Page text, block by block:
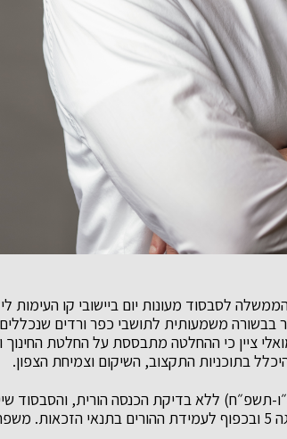
החלטת הממשלה לסבסוד מעונות יום ביישובי קו העימות
משמעותית לתושבי כפר ורדים
ציין כי ההחלטה מתבססת על החלטת החינוך
בתוכניות התקצוב, השיקום וצמיחת הצפון.
לסבסוד למשך 3 שנים (תשפ״ו-תשפ״ח) ללא בדיקת הכנסה הורית, והסבסוד
יעמוד על אלפי ש"ח בשנה. כמו כן, הסבסוד יזכה בדרגה 5 ובכפוף לעמידת ההורים בתנאי הזכאות.